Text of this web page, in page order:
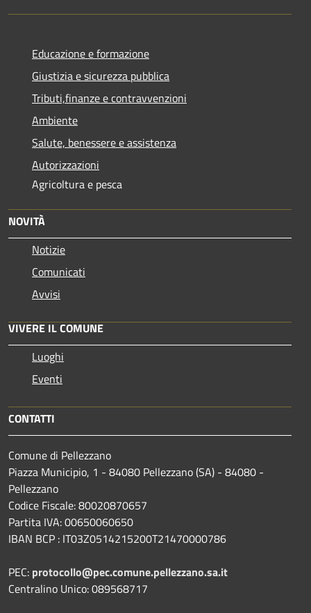
Educazione e formazione
Giustizia e sicurezza pubblica
Tributi,finanze e contravvenzioni
Ambiente
Salute, benessere e assistenza
Autorizzazioni
Agricoltura e pesca
NOVITÀ
Notizie
Comunicati
Avvisi
VIVERE IL COMUNE
Luoghi
Eventi
CONTATTI
Comune di Pellezzano
Piazza Municipio, 1 - 84080 Pellezzano (SA) - 84080 -
Pellezzano
Codice Fiscale: 80020870657
Partita IVA: 00650060650
IBAN BCP : IT03Z0514215200T21470000786
PEC: protocollo@pec.comune.pellezzano.sa.it
Centralino Unico: 089568717